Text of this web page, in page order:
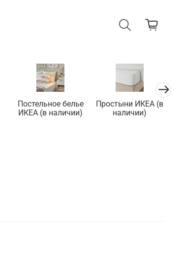
Постельное белье
ИКЕА (в наличии)
Простыни ИКЕА (в
наличии)